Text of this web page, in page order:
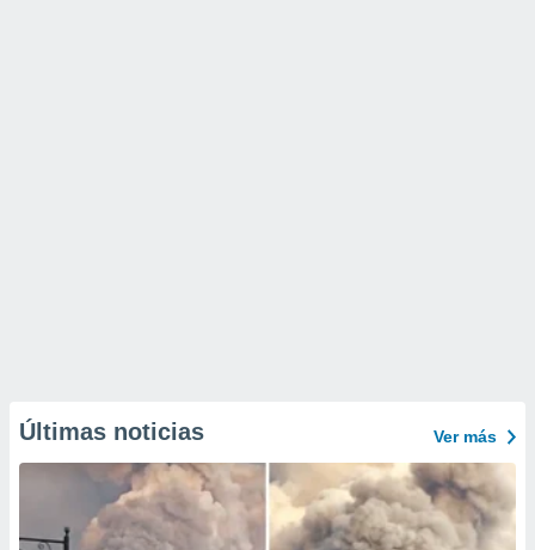
Últimas noticias Ver más